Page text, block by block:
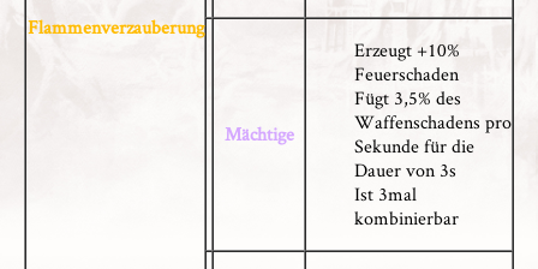
Flammenverzauberung
Mächtige
Erzeugt +10%
Feuerschaden
Fügt 3,5% des
Waffenschadens pro
Sekunde für die
Dauer von 3s
Ist 3mal
kombinierbar